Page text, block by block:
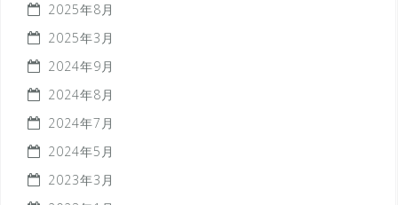
2025年8月
2025年3月
2024年9月
2024年8月
2024年7月
2024年5月
2023年3月